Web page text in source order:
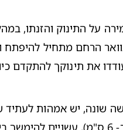
את תינוקך להתקדם